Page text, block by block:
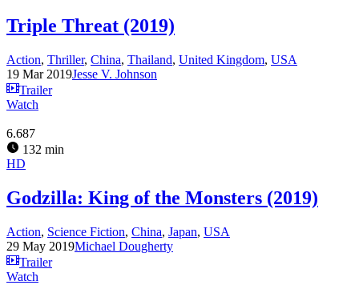
Triple Threat (2019)
Action, Thriller, China, Thailand, United Kingdom, USA
19 Mar 2019Jesse V. Johnson
Trailer
Watch
6.687
132 min
HD
Godzilla: King of the Monsters (2019)
Action, Science Fiction, China, Japan, USA
29 May 2019Michael Dougherty
Trailer
Watch